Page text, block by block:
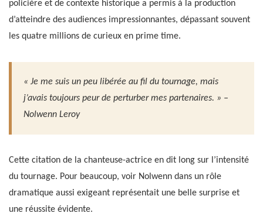
policière et de contexte historique a permis à la production
d’atteindre des audiences impressionnantes, dépassant souvent
les quatre millions de curieux en prime time.
« Je me suis un peu libérée au fil du tournage, mais
j’avais toujours peur de perturber mes partenaires. » –
Nolwenn Leroy
Cette citation de la chanteuse-actrice en dit long sur l’intensité
du tournage. Pour beaucoup, voir Nolwenn dans un rôle
dramatique aussi exigeant représentait une belle surprise et
une réussite évidente.